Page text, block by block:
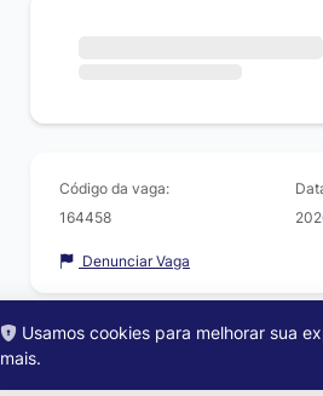
Código da vaga:
164458
Denunciar Vaga
Usamos cookies para melhorar sua
mais.